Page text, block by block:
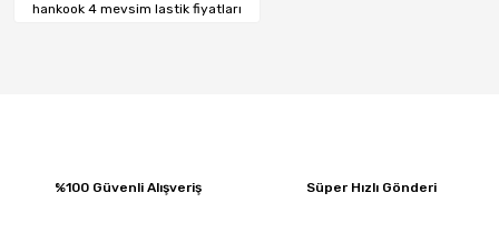
hankook 4 mevsim lastik fiyatları
%100 Güvenli Alışveriş Süper Hızlı Gönderi